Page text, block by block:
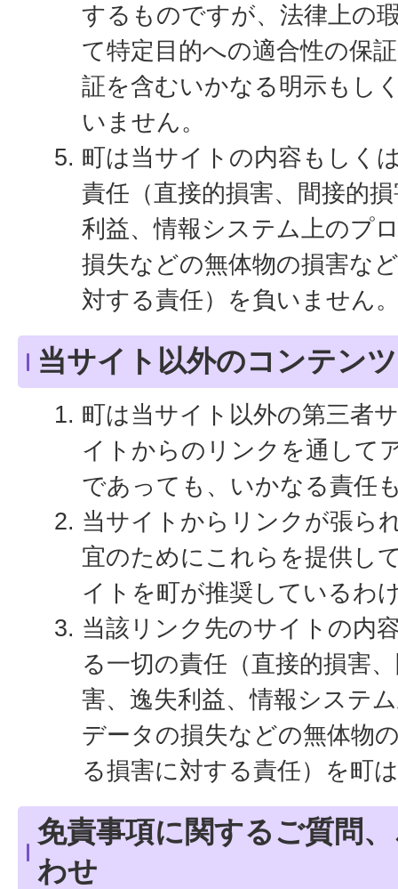
するものですが、法律上の
て特定目的への適合性の保
証を含むいかなる明示もし
いません。
町は当サイトの内容もしく
責任（直接的損害、間接的
利益、情報システム上のプ
損失などの無体物の損害な
対する責任）を負いません
当サイト以外のコンテン
町は当サイト以外の第三者
イトからのリンクを通して
であっても、いかなる責任
当サイトからリンクが張ら
宜のためにこれらを提供し
イトを町が推奨しているわ
当該リンク先のサイトの内
る一切の責任（直接的損害
害、逸失利益、情報システ
データの損失などの無体物
る損害に対する責任）を町
免責事項に関するご質問
わせ